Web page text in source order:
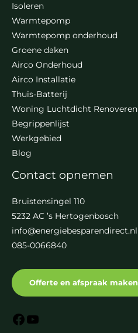
Isoleren
Warmtepomp
Warmtepomp onderhoud
Groene daken
Airco Onderhoud
Airco Installatie
Thuis-Batterij
Woning Luchtdicht Renoveren
Begrippenlijst
Werkgebied
Blog
Contact opnemen
Bruistensingel 110
5232 AC ’s Hertogenbosch
info@energiebesparendirect.nl
085-0066840
Offerte en afspraak maken